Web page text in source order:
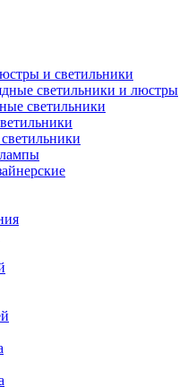
и светильники
светильники и люстры
светильники